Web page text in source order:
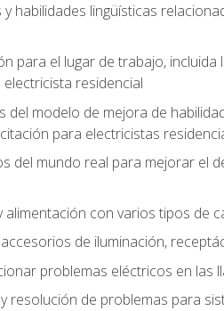
habilidades lingüísticas
para el lugar de trabajo,
residencial
del modelo de mejora de
para electricistas
del mundo real para mejorar el
con varios tipos de
de iluminación,
problemas eléctricos en las
resolución de problemas para